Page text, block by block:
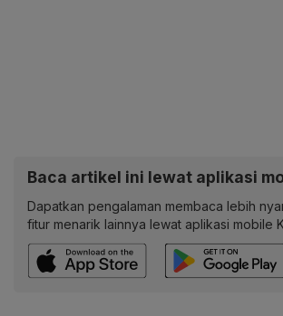
Baca artikel ini lewat aplikasi
Dapatkan pengalaman membaca lebih
fitur menarik lainnya lewat aplikasi mobile